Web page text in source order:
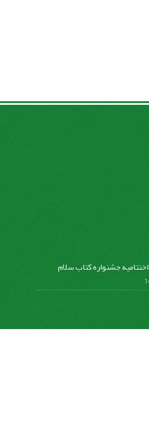
پنج شنبه 14 دی ماه 1402 اختتامیه جشنواره کتاب سلام